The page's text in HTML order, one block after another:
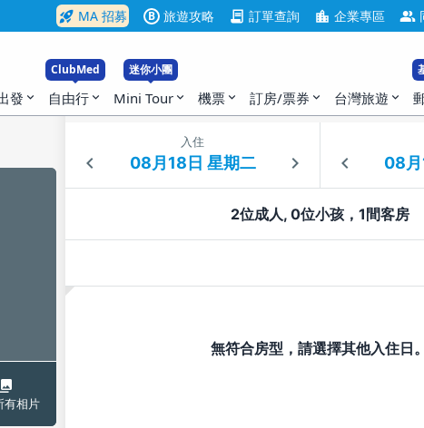
rocket_launch MA 招募 B 旅遊攻略 contract 訂單查詢 location_city 企業專區 group
發 expand_more
ClubMed
自由行 expand_more
迷你小團
Mini Tour expand_more 機票 expand_more 訂房/票券 expand_more 台灣旅遊 expand_more
有相片
入住
2位成人, 0位小孩，1間客房
無符合房型，請選擇其他入住日。